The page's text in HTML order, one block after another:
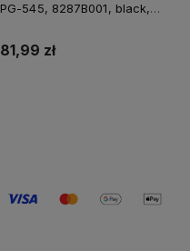
PG-545, 8287B001, black,
81,99 zł